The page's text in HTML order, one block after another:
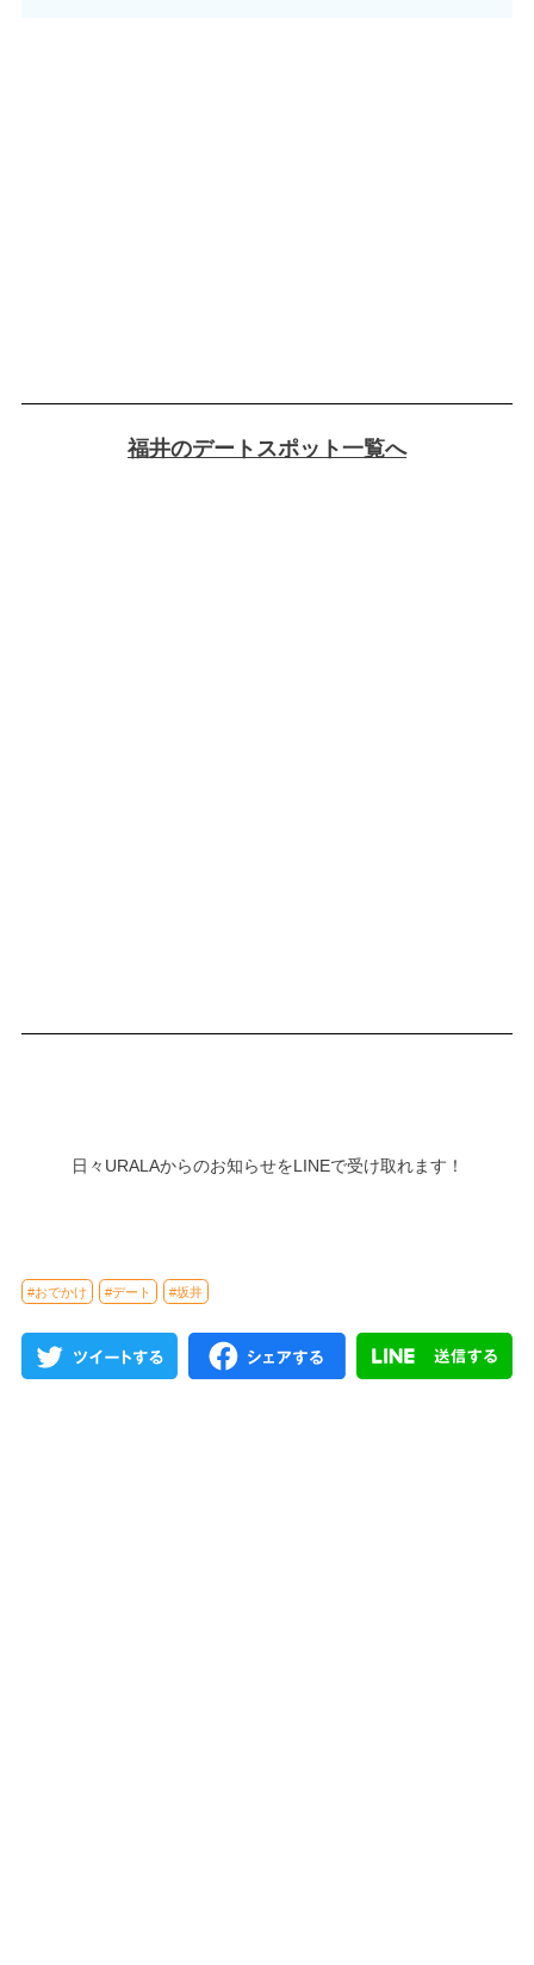
福井のデートスポット一覧へ
日々URALAからのお知らせをLINEで受け取れます！
#おでかけ #デート #坂井